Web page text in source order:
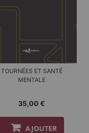
TOURNÉES ET SANTÉ
MENTALE
35,00 €
AJOUTER